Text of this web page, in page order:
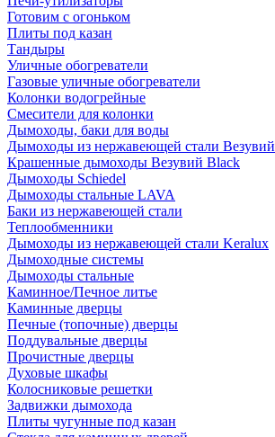
Готовим с огоньком
Плиты под казан
Тандыры
Уличные обогреватели
Газовые уличные обогреватели
Колонки водогрейные
Смесители для колонки
Дымоходы, баки для воды
Дымоходы из нержавеющей стали Везувий
Крашенные дымоходы Везувий Black
Дымоходы Schiedel
Дымоходы стальные LAVA
Баки из нержавеющей стали
Теплообменники
Дымоходы из нержавеющей стали Keralux
Дымоходные системы
Дымоходы стальные
Каминное/Печное литье
Каминные дверцы
Печные (топочные) дверцы
Поддувальные дверцы
Прочистные дверцы
Духовые шкафы
Колосниковые решетки
Задвижки дымохода
Плиты чугунные под казан